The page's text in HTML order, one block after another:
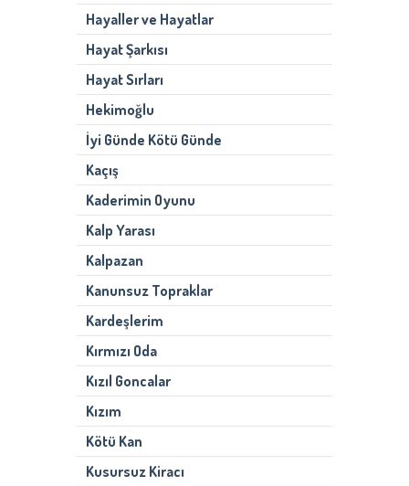
Hayaller ve Hayatlar
Hayat Şarkısı
Hayat Sırları
Hekimoğlu
İyi Günde Kötü Günde
Kaçış
Kaderimin Oyunu
Kalp Yarası
Kalpazan
Kanunsuz Topraklar
Kardeşlerim
Kırmızı Oda
Kızıl Goncalar
Kızım
Kötü Kan
Kusursuz Kiracı